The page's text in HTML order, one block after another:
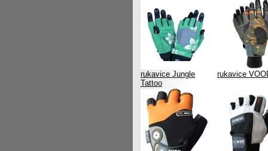
rukavice Jungle
Tattoo
rukavice